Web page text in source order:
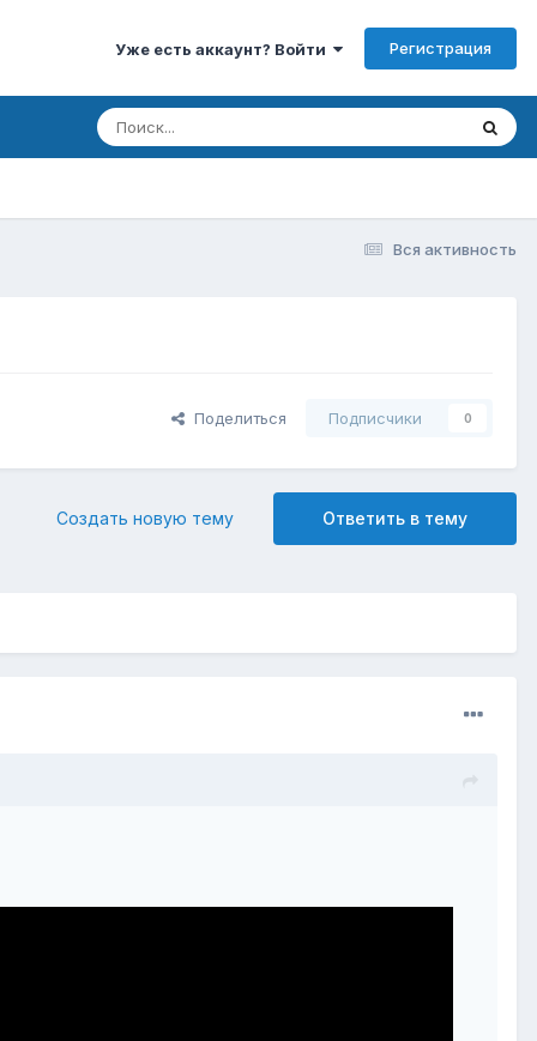
Уже есть аккаунт? Войти Регистрация
Вся активность
Поделиться Подписчики 0
Ответить в тему
Создать новую тему